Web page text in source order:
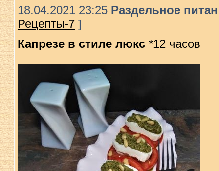
18.04.2021 23:25 Раздельное
Рецепты-7]
Капрезе в стиле люкс*12 часов